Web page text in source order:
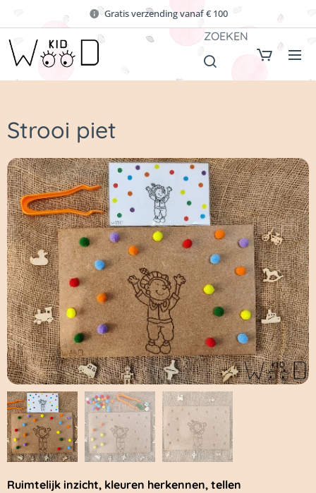
Gratis verzending vanaf € 100
ZOEKEN
Strooi piet
Ruimtelijk inzicht, kleuren herkennen, tellen